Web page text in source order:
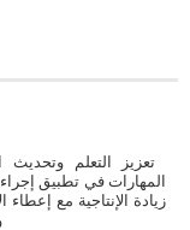
تعزيز التعلم وتحديث
المهارات في تطبيق
زيادة الإنتاجية مع إعطاء